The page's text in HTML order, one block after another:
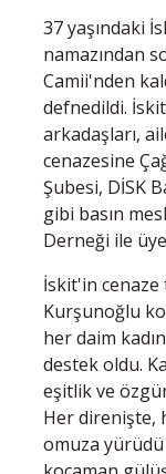
37 yaşındaki
namazından
Camii'nden
defnedildi.
arkadaşları,
cenazesine
Şubesi, DİSK
gibi basın
Derneği ile
İskit'in cenaze
Kurşunoğlu
her daim
destek oldu.
eşitlik ve
Her direnişte,
omuza